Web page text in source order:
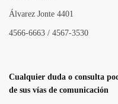
Álvarez Jonte 4401
4566-6663 / 4567-3530
Cualquier duda o consulta
de sus vías de comunicación